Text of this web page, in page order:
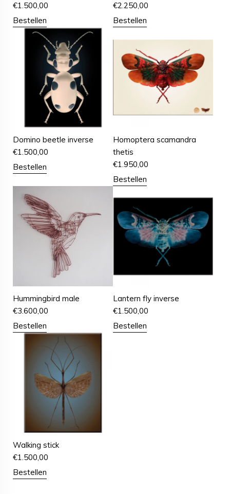
€1.500,00
Bestellen
€2.250,00
Bestellen
Domino beetle inverse
€1.500,00
Bestellen
Homoptera scamandra
thetis
€1.950,00
Bestellen
Hummingbird male
€3.600,00
Bestellen
Lantern fly inverse
€1.500,00
Bestellen
Walking stick
€1.500,00
Bestellen